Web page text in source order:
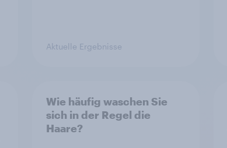
Aktuelle Ergebnisse
Wie häufig waschen Sie
sich in der Regel die
Haare?